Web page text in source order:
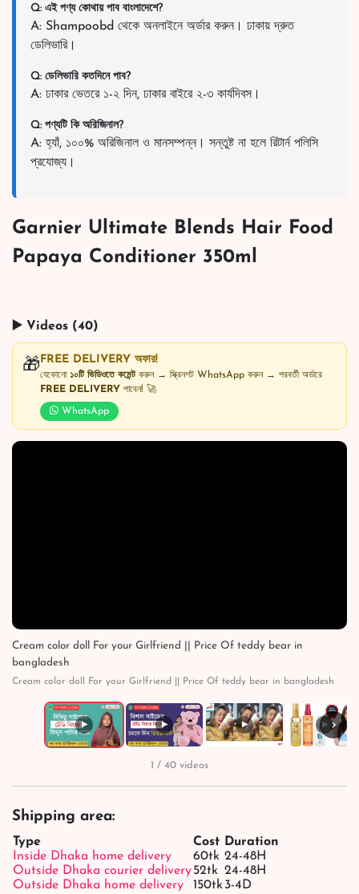
Q: এই পণ্য কোথায় পাব বাংলাদেশে?
A: Shampoobd থেকে অনলাইনে অর্ডার করুন। ঢাকায় দ্রুত
ডেলিভারি।
Q: ডেলিভারি কতদিনে পাব?
A: ঢাকার ভেতরে ১-২ দিন, ঢাকার বাইরে ২-৩ কার্যদিবস।
Q: পণ্যটি কি অরিজিনাল?
A: হ্যাঁ, ১০০% অরিজিনাল ও মানসম্পন্ন। সন্তুষ্ট না হলে রিটার্ন পলিসি
প্রযোজ্য।
Garnier Ultimate Blends Hair Food
Papaya Conditioner 350ml
▶️ Videos (40)
🎁 FREE DELIVERY অফার!
যেকোনো ১০টি ভিডিওতে কমেন্টকরুন → স্ক্রিনশট WhatsApp করুন → পরবর্তী অর্ডারে
FREE DELIVERY পাবেন! 🚀
WhatsApp
Cream color doll For your Girlfriend || Price Of teddy bear in
bangladesh
Cream color doll For your Girlfriend || Price Of teddy bear in bangladesh
▶ ▶ ▶ ▶ ›
1 / 40 videos
Shipping area:
Type Cost Duration
Inside Dhaka home delivery
60tk 24-48H
Outside Dhaka courier delivery52tk 24-48H
Outside Dhaka home delivery
150tk3-4D